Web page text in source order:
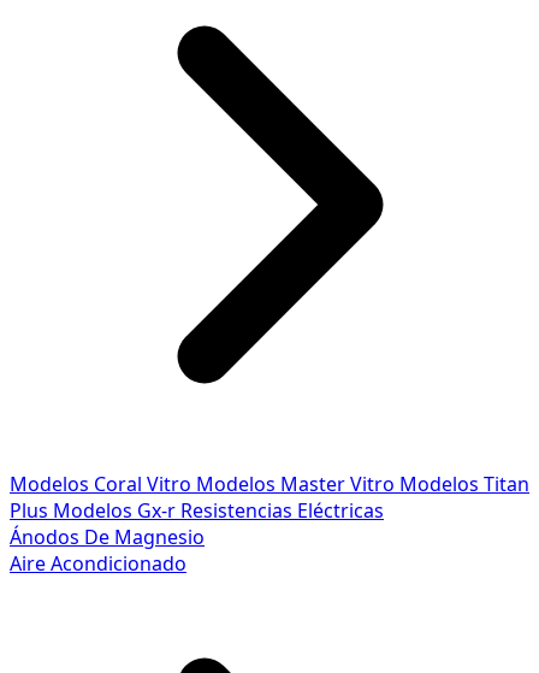
Modelos Coral Vitro Modelos Master Vitro Modelos Titan
Plus Modelos Gx-r Resistencias Eléctricas
Ánodos De Magnesio
Aire Acondicionado